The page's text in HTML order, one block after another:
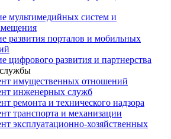
мультимедийных систем и
развития порталов и мобильных
цифрового развития и партнерства
имущественных отношений
инженерных служб
ремонта и технического надзора
транспорта и механизации
эксплуатационно-хозяйственных